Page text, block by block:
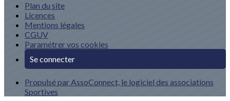
Plan du site
Licences
Mentions légales
CGUV
Paramétrer vos cookies
Se connecter
Propulsé par AssoConnect, le logiciel des associations
Sportives